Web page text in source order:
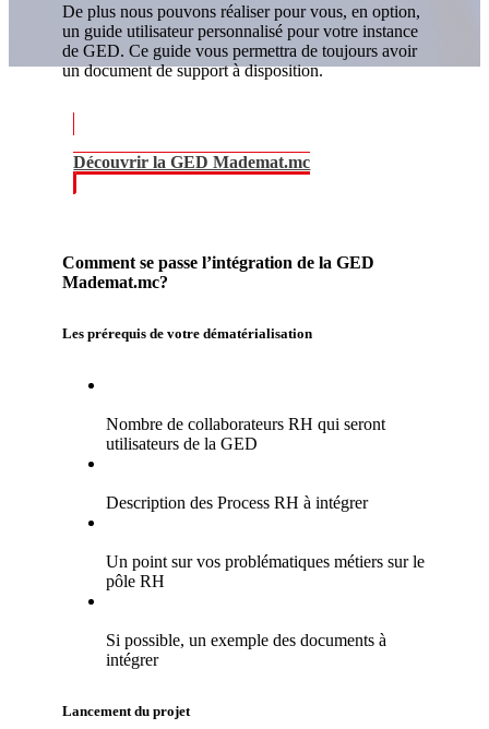
De plus nous pouvons réaliser pour vous, en option,
un guide utilisateur personnalisé pour votre instance
de GED. Ce guide vous permettra de toujours avoir
un document de support à disposition.
Découvrir la GED Mademat.mc
Comment se passe l’intégration de la GED
Mademat.mc?
Les prérequis de votre dématérialisation
Nombre de collaborateurs RH qui seront
utilisateurs de la GED
Description des Process RH à intégrer
Un point sur vos problématiques métiers sur le
pôle RH
Si possible, un exemple des documents à
intégrer
Lancement du projet